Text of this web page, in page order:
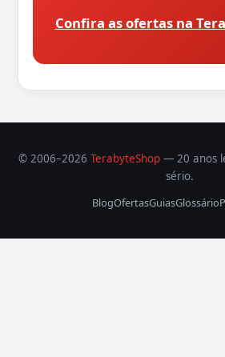
Confira as ofertas na
© 2006–2026 TerabyteShop — 20 anos
sério.
BlogOfertasGuiasGlossário